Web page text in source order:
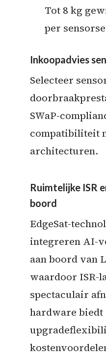
Tot 8 kg
per
Inkoopadvies
Selecteer
SWaP-
compatibiliteit
architecturen.
Ruimtelijke ISR
boord
EdgeSat-
integreren AI-
aan boord van
waardoor ISR-
spectaculair
hardware biedt